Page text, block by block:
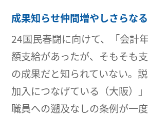
成果知らせ仲間増やしさらな
24国民春闘に向けて、「会計
額支給があったが、そもそも
の成果だと知られていない。
加入につなげている（大阪）
職員への遡及なしの条例が一度